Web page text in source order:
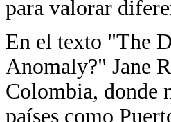
para valorar
En el texto "The
Anomaly?" Jane
Colombia, donde
países como